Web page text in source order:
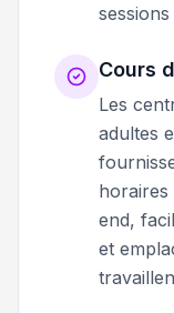
Cours
Les
adultes
horaires
end,
et